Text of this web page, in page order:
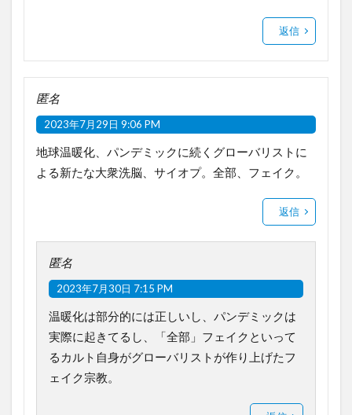
返信
匿名
2023年7月29日 9:06 PM
地球温暖化、パンデミックに続くグローバリストに
よる新たな大衆洗脳、サイオプ。全部、フェイク。
返信
匿名
2023年7月30日 7:15 PM
温暖化は部分的には正しいし、パンデミックは
実際に起きてるし、「全部」フェイクといって
るカルト自身がグローバリストが作り上げたフ
ェイク宗教。